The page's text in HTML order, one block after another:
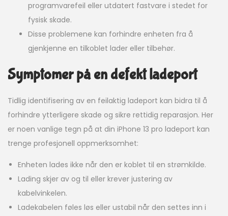
programvarefeil eller utdatert fastvare i stedet for
fysisk skade.
Disse problemene kan forhindre enheten fra å
gjenkjenne en tilkoblet lader eller tilbehør.
Symptomer på en defekt ladeport
Tidlig identifisering av en feilaktig ladeport kan bidra til å
forhindre ytterligere skade og sikre rettidig reparasjon. Her
er noen vanlige tegn på at din iPhone 13 pro ladeport kan
trenge profesjonell oppmerksomhet:
Enheten lades ikke når den er koblet til en strømkilde.
Lading skjer av og til eller krever justering av
kabelvinkelen.
Ladekabelen føles løs eller ustabil når den settes inn i